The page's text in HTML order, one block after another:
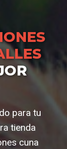
para tu
tienda
cuna